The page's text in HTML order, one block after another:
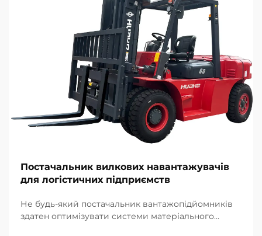
Постачальник вилкових навантажувачів
для логістичних підприємств
Не будь-який постачальник вантажопідйомників
здатен оптимізувати системи матеріального